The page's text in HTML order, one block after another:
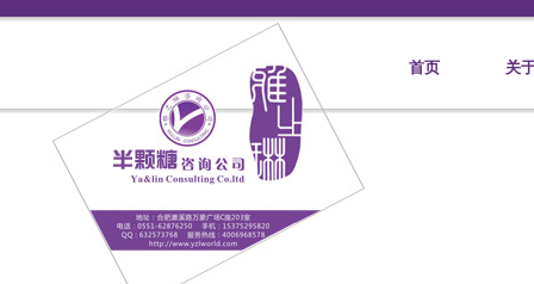
首页 关